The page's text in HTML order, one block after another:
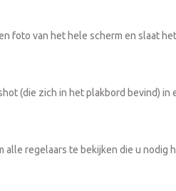
foto van het hele scherm en slaat
(die zich in het plakbord bevind)
regelaars te bekijken die u